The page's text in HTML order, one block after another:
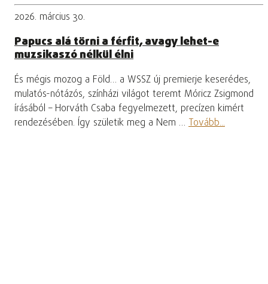
2026. március 30.
Papucs alá törni a férfit, avagy lehet-e
muzsikaszó nélkül élni
És mégis mozog a Föld… a WSSZ új premierje keserédes,
mulatós-nótázós, színházi világot teremt Móricz Zsigmond
írásából – Horváth Csaba fegyelmezett, precízen kimért
rendezésében. Így születik meg a Nem … Tovább...